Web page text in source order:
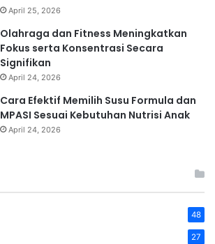
April 25, 2026
Olahraga dan Fitness Meningkatkan
Fokus serta Konsentrasi Secara
Signifikan
April 24, 2026
Cara Efektif Memilih Susu Formula dan
MPASI Sesuai Kebutuhan Nutrisi Anak
April 24, 2026
48
27